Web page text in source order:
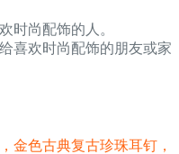
时尚配饰的人。
喜欢时尚配饰的朋友或家
金色古典复古珍珠耳钉，